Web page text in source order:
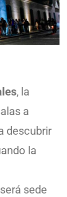
, la
a
descubrir
la
será sede